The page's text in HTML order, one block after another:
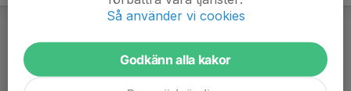
Så använder vi cookies
Godkänn alla kakor